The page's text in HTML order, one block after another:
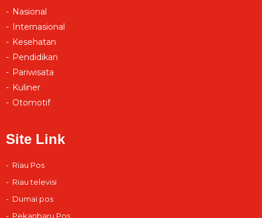
Nasional
Internasional
Kesehatan
Pendidikan
Pariwisata
Kuliner
Otomotif
Site Link
Riau Pos
Riau televisi
Dumai pos
Pekanbaru Pos